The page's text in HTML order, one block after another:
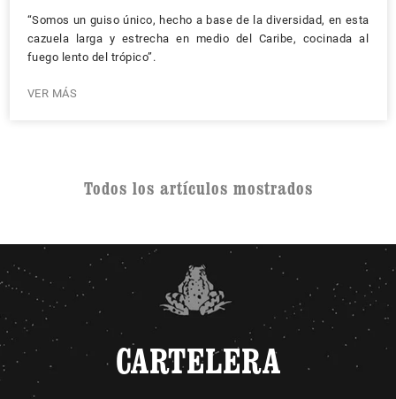
“Somos un guiso único, hecho a base de la diversidad, en esta
cazuela larga y estrecha en medio del Caribe, cocinada al
fuego lento del trópico”.
VER MÁS
Todos los artículos mostrados
CARTELERA